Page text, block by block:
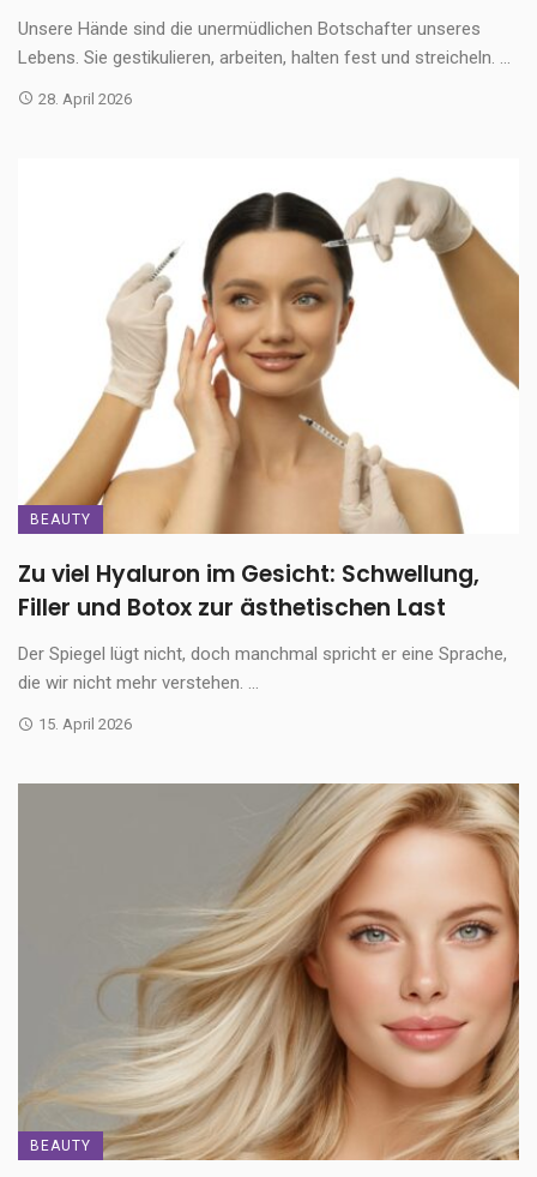
Unsere Hände sind die unermüdlichen Botschafter unseres
Lebens. Sie gestikulieren, arbeiten, halten fest und streicheln. ...
28. April 2026
BEAUTY
Zu viel Hyaluron im Gesicht: Schwellung,
Filler und Botox zur ästhetischen Last
Der Spiegel lügt nicht, doch manchmal spricht er eine Sprache,
die wir nicht mehr verstehen. ...
15. April 2026
BEAUTY